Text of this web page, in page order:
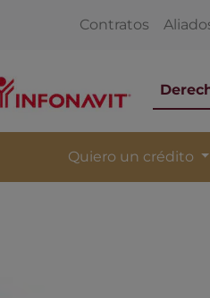
Contratos
Quiero un crédito